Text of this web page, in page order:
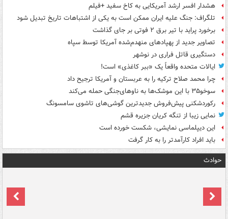
هشدار افسر ارشد آمریکایی به کاخ سفید +فیلم
تلگراف: جنگ علیه ایران ممکن است به یکی از اشتباهات تاریخ تبدیل شود
برخورد پراید با تیر برق ۲ فوتی بر جای گذاشت
تصاویر جدید از پهپادهای منهدم‌شده آمریکا توسط سپاه
دستگیری قاتل فراری در نوشهر
ایالات متحده واقعاً یک «ببر کاغذی» است!
چرا محمد صلاح ترکیه را به عربستان و آمریکا ترجیح داد
سوخو۳۵ با این موشک‌ها به ناوهای‌جنگی حمله می‌کند
رکوردشکنی پیش‌فروش جدیدترین گوشی‌های تاشوی سامسونگ
نمایی زیبا از تنگه کریان جزیره قشم
این دیپلماسی نمایشی، شکست خورده است
باید افراد کارآمدتر را به کار گرفت
حوادث